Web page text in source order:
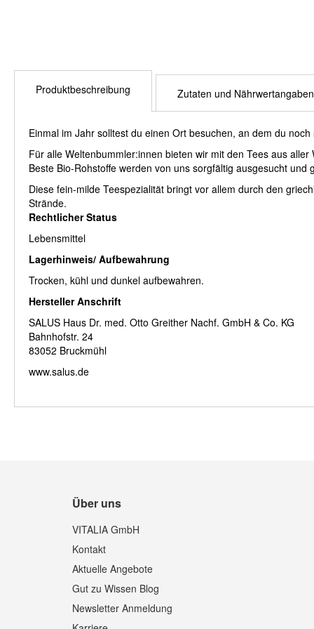
Produktbeschreibung
Einmal im Jahr solltest du einen Ort besuchen, an dem du noch
Für alle Weltenbummler:innen bieten wir mit den Tees aus
Beste Bio-Rohstoffe werden von uns sorgfältig ausgesucht und
Diese fein-milde Teespezialität bringt vor allem durch den
Strände.
Rechtlicher Status
Lebensmittel
Lagerhinweis/ Aufbewahrung
Trocken, kühl und dunkel aufbewahren.
Hersteller Anschrift
SALUS Haus Dr. med. Otto Greither Nachf. GmbH & Co. KG
Bahnhofstr. 24
83052 Bruckmühl
www.salus.de
Zutaten und Nährwertangaben
Über uns
VITALIA GmbH
Kontakt
Aktuelle Angebote
Gut zu Wissen Blog
Newsletter Anmeldung